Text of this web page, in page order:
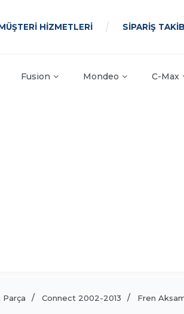
HİZMETLERİ SİPARİŞ
Fusion Mondeo C-Max
Connect 2002-2013 Fren